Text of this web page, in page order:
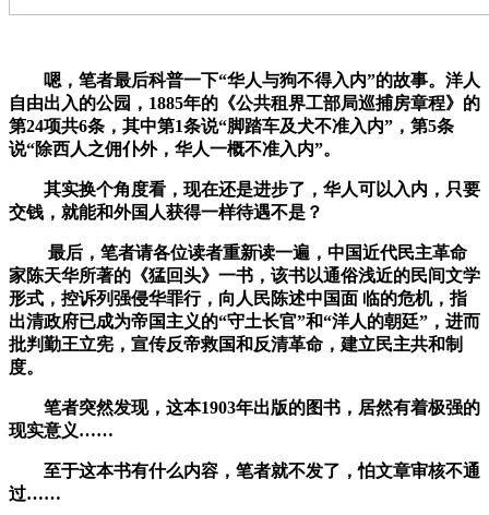
嗯，笔者最后科普一下“华人与狗不得入内”的故事。洋人
自由出入的公园，1885年的《公共租界工部局巡捕房章程》的
第24项共6条，其中第1条说“脚踏车及犬不准入内”，第5条
说“除西人之佣仆外，华人一概不准入内”。
其实换个角度看，现在还是进步了，华人可以入内，只要
交钱，就能和外国人获得一样待遇不是？
​ 最后，笔者请各位读者重新读一遍，中国近代民主革命
家陈天华所著的《猛回头》一书，该书以通俗浅近的民间文学
形式，控诉列强侵华罪行，向人民陈述中国面 临的危机，指
出清政府已成为帝国主义的“守土长官”和“洋人的朝廷”，进而
批判勤王立宪，宣传反帝救国和反清革命，建立民主共和制
度。
笔者突然发现，这本1903年出版的图书，居然有着极强的
现实意义……
至于这本书有什么内容，笔者就不发了，怕文章审核不通
过……